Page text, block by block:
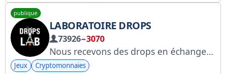
publique
LABORATOIRE DROPS
73926−3070
Nous recevons des drops en échange de nos activités. Nous gagnons de l'argent grâce aux projets GameFi et NFT. Pour toute demande de publicité ou de partenariat : @alexandr_vr Discussion sur le canal : https://t.me/DropsLab_chat
Jeux Cryptomonnaies